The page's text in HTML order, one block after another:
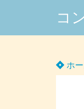
コ
ホー